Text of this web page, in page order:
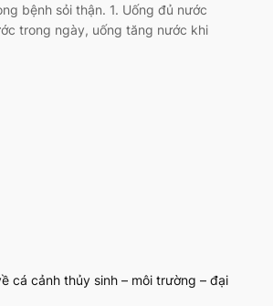
bệnh sỏi thận. 1. Uống đủ nước
trong ngày, uống tăng nước khi
cá cảnh thủy sinh – môi trường – đại